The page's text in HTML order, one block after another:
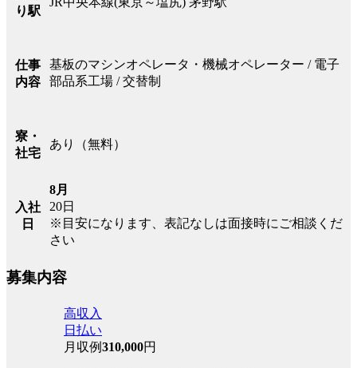
り駅
仕事
内容
基板のマシンオペレータ・機械オペレーター / 電子
部品系工場 / 交替制
寮・
社宅
あり（無料）
入社
日
8月
20日
※目安になります、表記なしは面接時にご相談くだ
さい
募集内容
高収入
日払い
月収例310,000円